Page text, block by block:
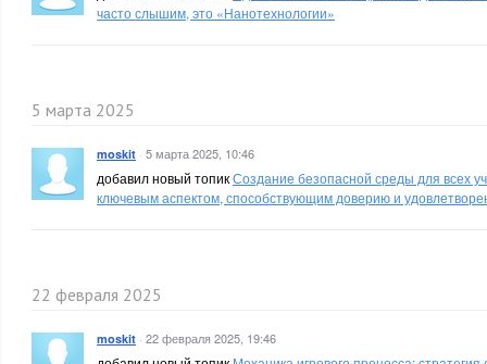
часто слышим, это «Нанотехнологии»
5 марта 2025
moskit · 5 марта 2025, 10:46
добавил новый топикСоздание безопасной среды для всех
ключевым аспектом, способствующим доверию и
22 февраля 2025
moskit · 22 февраля 2025, 19:46